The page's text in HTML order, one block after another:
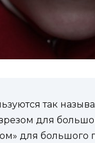
так
для
для большого